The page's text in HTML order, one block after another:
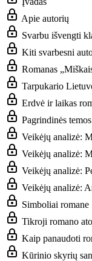
Apie autorių
Svarbu išvengti
Kiti svarbesni
Romanas
Tarpukario
Erdvė ir laikas
Pagrindinės
Veikėjų analizė:
Veikėjų analizė:
Veikėjų analizė:
Veikėjų analizė:
Simboliai romane
Tikroji romano
Kaip panaudoti
Kūrinio skyrių